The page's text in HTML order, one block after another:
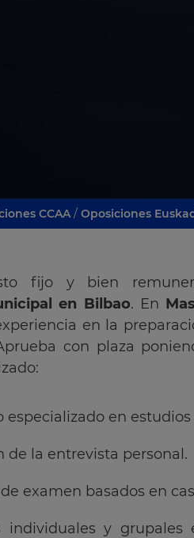
CCAA/ Oposiciones
fijo y bien
en Bilbao. En
en la
con plaza
especializado en
de la entrevista personal.
examen basados en
individuales y